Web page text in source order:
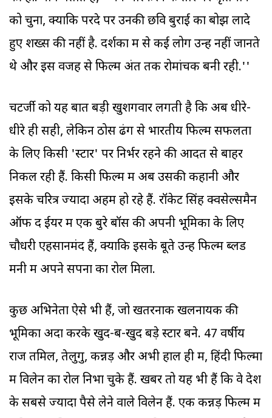
को चुना, क्योंकि परदे पर उनकी छवि बुराई का बोझ लादे
हुए शख्स की नहीं है. दर्शकों में से कई लोग उन्हें नहीं जानते
थे और इस वजह से फिल्म अंत तक रोमांचक बनी रही.''
चटर्जी को यह बात बड़ी खुशगवार लगती है कि अब धीरे-
धीरे ही सही, लेकिन ठोस ढंग से भारतीय फिल्में सफलता
के लिए किसी 'स्टार' पर निर्भर रहने की आदत से बाहर
निकल रही हैं. किसी फिल्म में अब उसकी कहानी और
इसके चरित्र ज्‍यादा अहम हो रहे हैं. रॉकेट सिंह क्वसेल्समैन
ऑफ द ईयर में एक बुरे बॉस की अपनी भूमिका के लिए
चौधरी एहसानमंद हैं, क्योंकि इसके बूते उन्हें फिल्म ब्लड
मनी में अपने सपनों का रोल मिला.
कुछ अभिनेता ऐसे भी हैं, जो खतरनाक खलनायक की
भूमिका अदा करके खुद-ब-खुद बड़े स्टार बने. 47 वर्षीय
राज तमिल, तेलुगु, कन्नड़ और अभी हाल ही में, हिंदी फिल्मों
में विलेन का रोल निभा चुके हैं. खबरें तो यह भी हैं कि वे देश
के सबसे ज्‍यादा पैसे लेने वाले विलेन हैं. एक कन्नड़ फिल्म में